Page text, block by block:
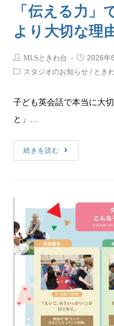
「伝える力」
より大切な理
MLSときわ台
2026年
スタジオのお知らせ / とき
子ども英会話で本当に大
と」…
続きを読む